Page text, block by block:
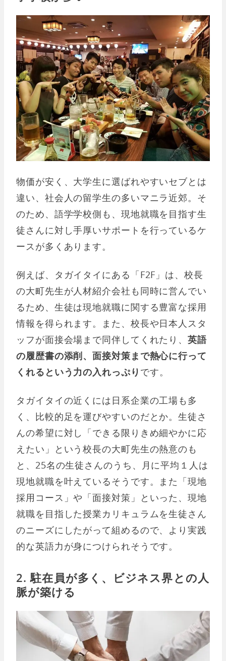
物価が安く、大学生に選ばれやすいセブとは
違い、社会人の留学生の多いマニラ近郊。そ
のため、語学学校側も、現地就職を目指す生
徒さんに対し手厚いサポートを行っているケ
ースが多くあります。
例えば、タガイタイにある「F2F」は、校長
の大町先生が人材紹介会社も同時に営んでい
るため、生徒は現地就職に関する豊富な採用
情報を得られます。また、校長や日本人スタ
ッフが面接会場まで同伴してくれたり、英語
の履歴書の添削、面接対策まで熱心に行って
くれるという力の入れっぷり です。
タガイタイの近くには日系企業の工場も多
く、比較的足を運びやすいのだとか。生徒さ
んの希望に対し「できる限りきめ細やかに応
えたい」という校長の大町先生の熱意のも
と、25名の生徒さんのうち、月に平均１人は
現地就職を叶えているそうです。また「現地
採用コース」や「面接対策」といった、現地
就職を目指した授業カリキュラムを生徒さん
のニーズにしたがって組めるので、より実践
的な英語力が身につけられそうです。
2. 駐在員が多く、ビジネス界との人
脈が築ける